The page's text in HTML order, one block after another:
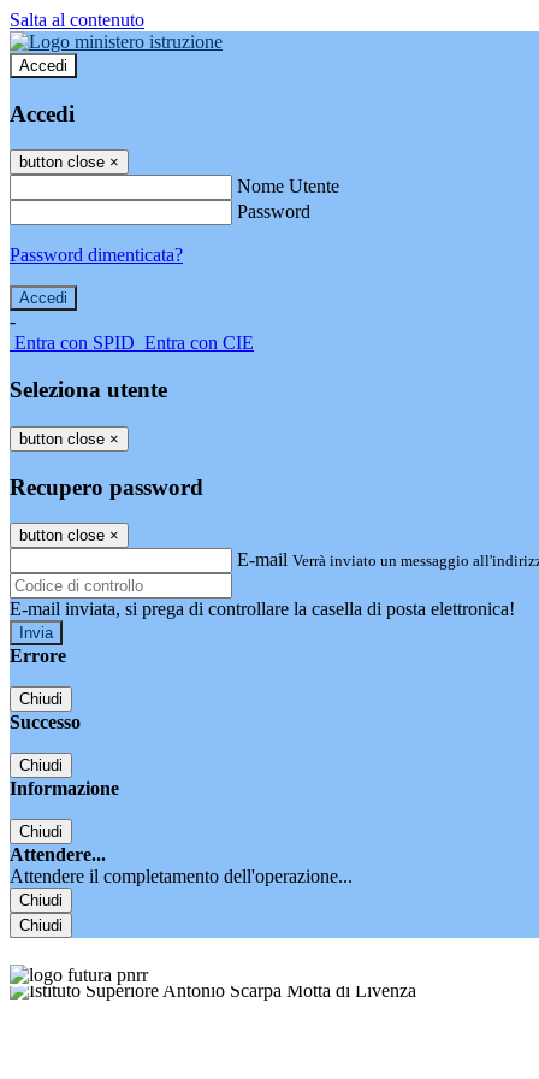
Salta al contenuto
Accedi
Accedi
button close ×
Nome Utente
Password
Password dimenticata?
-
Entra con SPID Entra con CIE
Seleziona utente
button close ×
Recupero password
button close ×
E-mail Verrà inviato un messaggio
E-mail inviata, si prega di controllare la casella di posta elettronica!
Errore
Chiudi
Successo
Chiudi
Informazione
Chiudi
Attendere...
Attendere il completamento dell'operazione...
Chiudi
Chiudi